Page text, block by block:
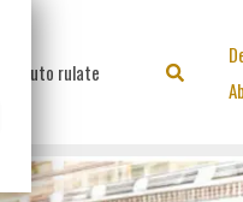
Auto rulate Search